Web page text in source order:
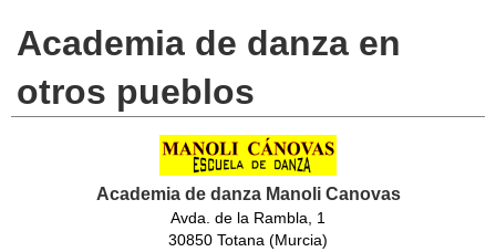
Academia de danza en
otros pueblos
Academia de danza Manoli Canovas
Avda. de la Rambla, 1
30850 Totana (Murcia)